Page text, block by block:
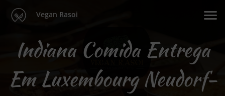
Vegan Rasoi
Indiana Comida Entrega
Em Luxembourg Neudorf-